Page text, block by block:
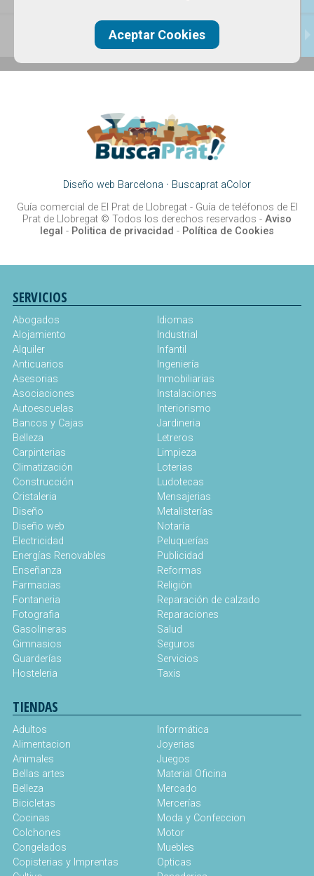
CONTACTAR
Diseño web Barcelona · Buscaprat aColor
Guía comercial de El Prat de Llobregat - Guía de teléfonos de El
Prat de Llobregat © Todos los derechos reservados - Aviso
legal - Politica de privacidad - Política de Cookies
SERVICIOS
Abogados
Alojamiento
Alquiler
Anticuarios
Asesorias
Asociaciones
Autoescuelas
Bancos y Cajas
Belleza
Carpinterias
Climatización
Construcción
Cristaleria
Diseño
Diseño web
Electricidad
Energías Renovables
Enseñanza
Farmacias
Fontaneria
Fotografia
Gasolineras
Gimnasios
Guarderías
Hosteleria
Idiomas
Industrial
Infantil
Ingeniería
Inmobiliarias
Instalaciones
Interiorismo
Jardineria
Letreros
Limpieza
Loterias
Ludotecas
Mensajerias
Metalisterías
Notaría
Peluquerías
Publicidad
Reformas
Religión
Reparación de calzado
Reparaciones
Salud
Seguros
Servicios
Taxis
TIENDAS
Adultos
Alimentacion
Animales
Bellas artes
Belleza
Bicicletas
Cocinas
Colchones
Congelados
Copisterias y Imprentas
Informática
Joyerias
Juegos
Material Oficina
Mercado
Mercerías
Moda y Confeccion
Motor
Muebles
Opticas
Aceptar Cookies